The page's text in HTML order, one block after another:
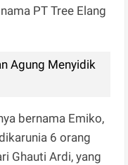
PT Tree Elang
Agung Menyidik
bernama Emiko,
6 orang
Ghauti Ardi, yang